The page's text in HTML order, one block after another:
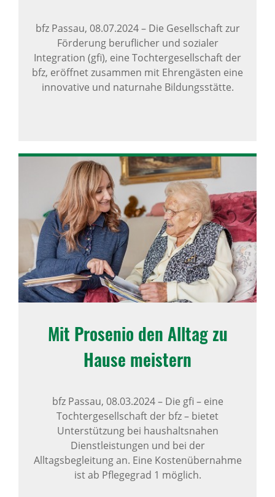
bfz Passau, 08.07.2024–Die Gesellschaft zur
Förderung beruflicher und sozialer
Integration (gfi), eine Tochtergesellschaft der
bfz, eröffnet zusammen mit Ehrengästen eine
innovative und naturnahe Bildungsstätte.
Mit Prosenio den Alltag zu
Hause meis­tern
bfz Passau, 08.03.2024–Die gfi – eine
Tochtergesellschaft der bfz – bietet
Unterstützung bei haushaltsnahen
Dienstleistungen und bei der
Alltagsbegleitung an. Eine Kostenübernahme
ist ab Pflegegrad 1 möglich.